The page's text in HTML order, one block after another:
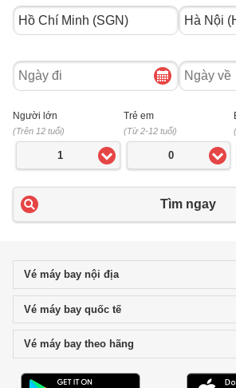
Ngày
đi
Ngày
về
Người lớn
(Trên 12 tuổi)
1
Trẻ em
(Từ 2-12 tuổi)
0
Tìm ngay
Vé máy bay nội địaclick to expand contents
Vé máy bay quốc tếclick to expand contents
Vé máy bay theo hãng